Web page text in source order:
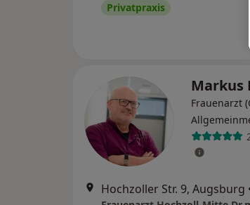
Privatpraxis
Markus
Frauenarzt
Hochzoller Str. 9, Augsburg